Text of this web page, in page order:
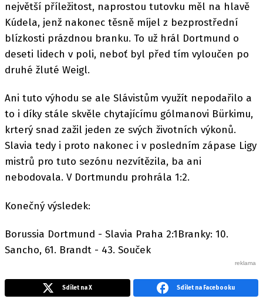
největší příležitost, naprostou tutovku měl na hlavě
Kúdela, jenž nakonec těsně míjel z bezprostřední
blízkosti prázdnou branku. To už hrál Dortmund o
deseti lidech v poli, neboť byl před tím vyloučen po
druhé žluté Weigl.
Ani tuto výhodu se ale Slávistům využít nepodařilo a
to i díky stále skvěle chytajícímu gólmanovi Bürkimu,
krterý snad zažil jeden ze svých životních výkonů.
Slavia tedy i proto nakonec i v posledním zápase Ligy
mistrů pro tuto sezónu nezvítězila, ba ani
nebodovala. V Dortmundu prohrála 1:2.
Konečný výsledek:
Borussia Dortmund - Slavia Praha 2:1Branky: 10.
Sancho, 61. Brandt - 43. Souček
Sdílet na X Sdílet na Facebooku